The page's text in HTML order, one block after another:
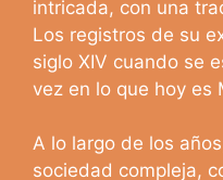
intricada, con una
Los registros de su
siglo XIV cuando se
vez en lo que hoy es
A lo largo de los
sociedad compleja,